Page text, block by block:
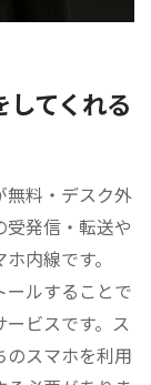
てくれる
無料・デスク外
発信・転送や
内線です。
ールすることで
ビスです。ス
スマホを利用